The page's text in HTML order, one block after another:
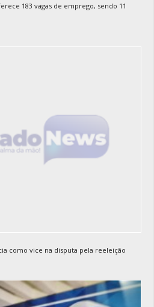
183 vagas de emprego, sendo 11
como vice na disputa pela reeleição